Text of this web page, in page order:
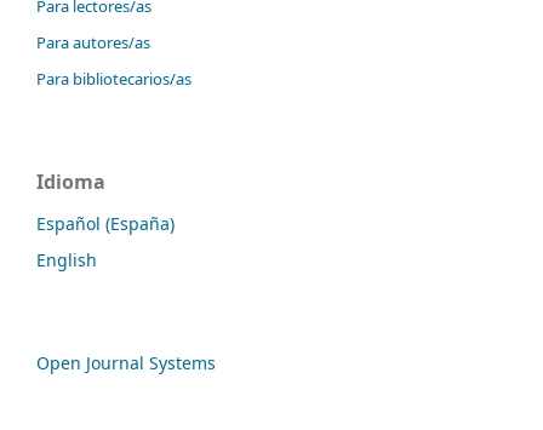
Para lectores/as
Para autores/as
Para bibliotecarios/as
Idioma
Español (España)
English
Open Journal Systems